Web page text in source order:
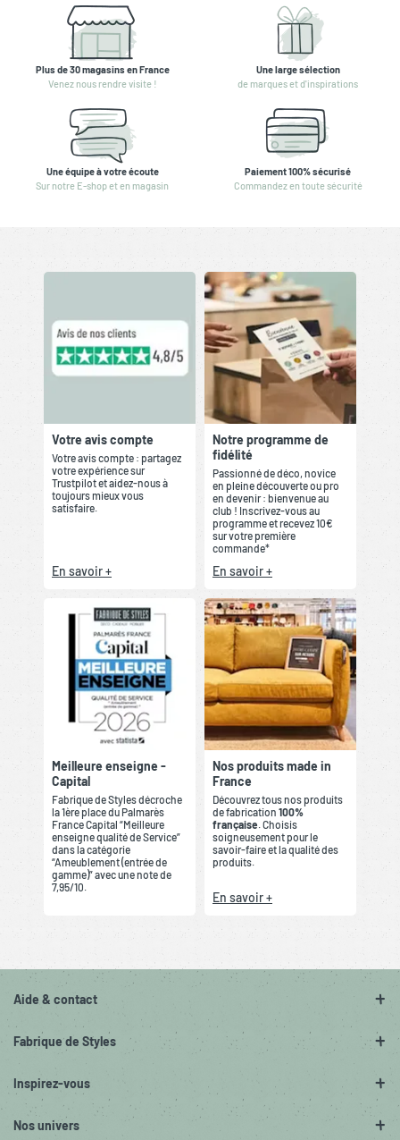
Plus de 30 magasins en France
Venez nous rendre visite !
Une large sélection
de marques et d'inspirations
Une équipe à votre écoute
Sur notre E-shop et en magasin
Paiement 100% sécurisé
Commandez en toute sécurité
Votre avis compte
Votre avis compte : partagez
votre expérience sur
Trustpilot et aidez-nous à
toujours mieux vous
satisfaire.
En savoir +
Notre programme de
fidélité
Passionné de déco, novice
en pleine découverte ou pro
en devenir : bienvenue au
club ! Inscrivez-vous au
programme et recevez 10€
sur votre première
commande*
En savoir +
Meilleure enseigne -
Capital
Fabrique de Styles décroche
la 1ère place du Palmarès
France Capital “Meilleure
enseigne qualité de Service”
dans la catégorie
“Ameublement (entrée de
gamme)” avec une note de
7,95/10.
Nos produits made in
France
Découvrez tous nos produits
de fabrication 100%
française. Choisis
soigneusement pour le
savoir-faire et la qualité des
produits.
En savoir +
Aide & contact
Fabrique de Styles
Inspirez-vous
Nos univers